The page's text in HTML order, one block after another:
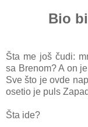
Bio
Štа me još čudi:
sа Brenom? A on
Sve što je ovde
osetio je puls
Štа ide?